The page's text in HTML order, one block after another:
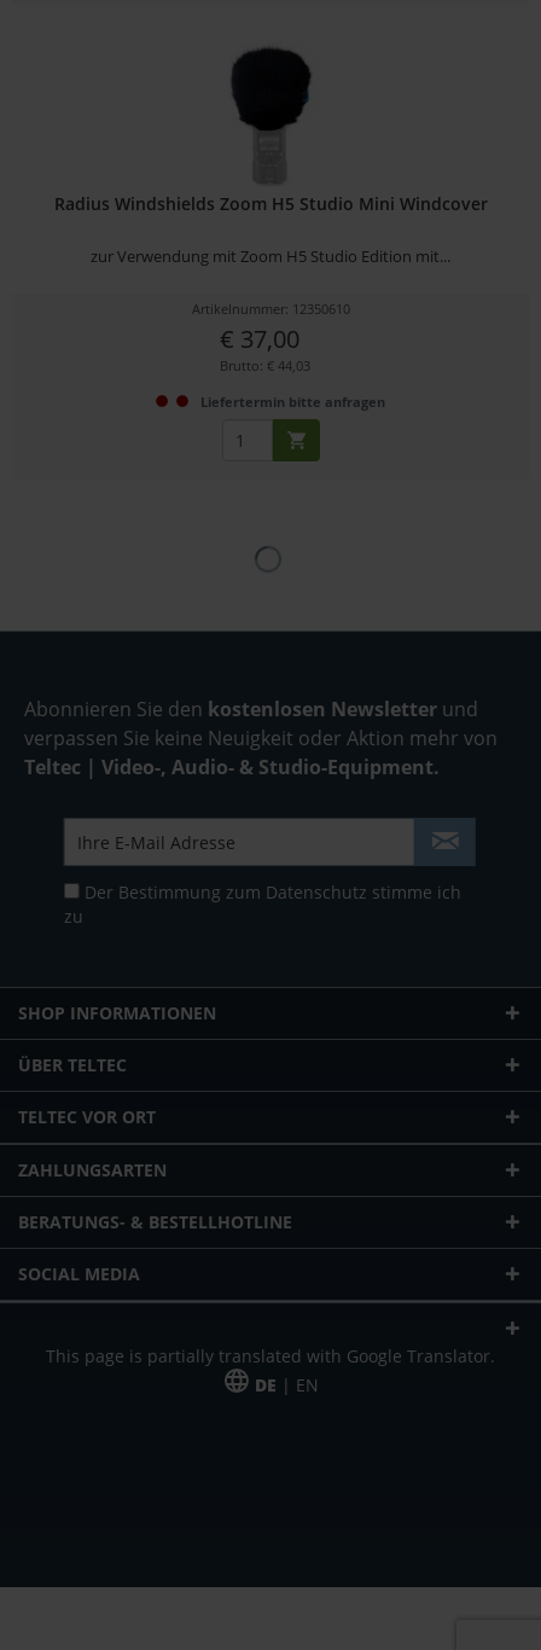
Radius Windshields Zoom H5 Studio Mini Windcover
zur Verwendung mit Zoom H5 Studio Edition mit...
Artikelnummer: 12350610
€ 37,00
Brutto: € 44,03
Liefertermin bitte anfragen
Abonnieren Sie den kostenlosen Newsletter und
verpassen Sie keine Neuigkeit oder Aktion mehr von
Teltec | Video-, Audio- & Studio-Equipment.
Der Bestimmung zum Datenschutz stimme ich
zu
SHOP INFORMATIONEN
ÜBER TELTEC
TELTEC VOR ORT
ZAHLUNGSARTEN
BERATUNGS- & BESTELLHOTLINE
SOCIAL MEDIA
This page is partially translated with Google Translator.
DE | EN